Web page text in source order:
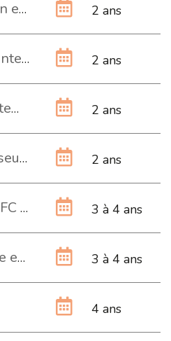
Agent-e d'entretien en assainissement AFP 2 ans
Assistant-e en maintenance d’automobiles AFP 2 ans
Assistant-e en traitement de surface AFP 2 ans
Assistant-e vernisseur-euse AFP 2 ans
Automaticien-ne CFC (Technique) 3 à 4 ans
Bachelor of Science en Microtechniques 3 à 4 ans
4 ans